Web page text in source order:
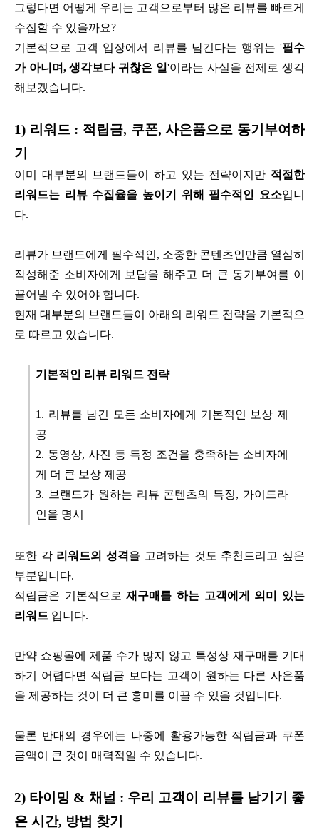
그렇다면 어떻게 우리는 고객으로부터 많은 리뷰를 빠르게
수집할 수 있을까요?
기본적으로 고객 입장에서 리뷰를 남긴다는 행위는 '필수
가 아니며, 생각보다 귀찮은 일'이라는 사실을 전제로 생각
해보겠습니다.
1) 리워드 : 적립금, 쿠폰, 사은품으로 동기부여하
기
이미 대부분의 브랜드들이 하고 있는 전략이지만 적절한
리워드는 리뷰 수집율을 높이기 위해 필수적인 요소입니
다.
리뷰가 브랜드에게 필수적인, 소중한 콘텐츠인만큼 열심히
작성해준 소비자에게 보답을 해주고 더 큰 동기부여를 이
끌어낼 수 있어야 합니다.
현재 대부분의 브랜드들이 아래의 리워드 전략을 기본적으
로 따르고 있습니다.
기본적인 리뷰 리워드 전략
1. 리뷰를 남긴 모든 소비자에게 기본적인 보상 제
공
2. 동영상, 사진 등 특정 조건을 충족하는 소비자에
게 더 큰 보상 제공
3. 브랜드가 원하는 리뷰 콘텐츠의 특징, 가이드라
인을 명시
또한 각리워드의 성격을 고려하는 것도 추천드리고 싶은
부분입니다.
적립금은 기본적으로재구매를 하는 고객에게 의미 있는
리워드 입니다.
만약 쇼핑몰에 제품 수가 많지 않고 특성상 재구매를 기대
하기 어렵다면 적립금 보다는 고객이 원하는 다른 사은품
을 제공하는 것이 더 큰 흥미를 이끌 수 있을 것입니다.
물론 반대의 경우에는 나중에 활용가능한 적립금과 쿠폰
금액이 큰 것이 매력적일 수 있습니다.
2) 타이밍 & 채널 : 우리 고객이 리뷰를 남기기 좋
은 시간, 방법 찾기